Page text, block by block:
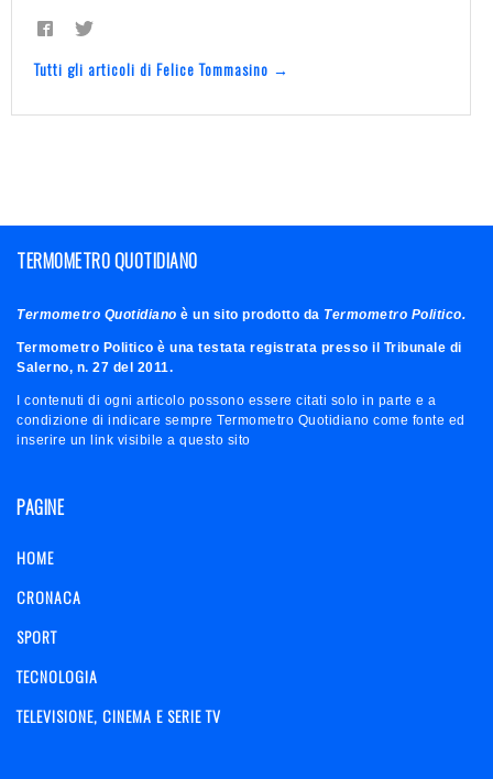
Tutti gli articoli di Felice Tommasino →
TERMOMETRO QUOTIDIANO
Termometro Quotidiano è un sito prodotto da Termometro Politico.
Termometro Politico è una testata registrata presso il Tribunale di
Salerno, n. 27 del 2011.
I contenuti di ogni articolo possono essere citati solo in parte e a
condizione di indicare sempre Termometro Quotidiano come fonte ed
inserire un link visibile a questo sito
PAGINE
HOME
CRONACA
SPORT
TECNOLOGIA
TELEVISIONE, CINEMA E SERIE TV